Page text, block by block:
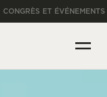
CONGRÈS ET ÉVÉNEMENTS